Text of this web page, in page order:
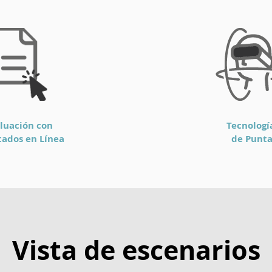
con
en Línea
de Punta
Vista de escenarios